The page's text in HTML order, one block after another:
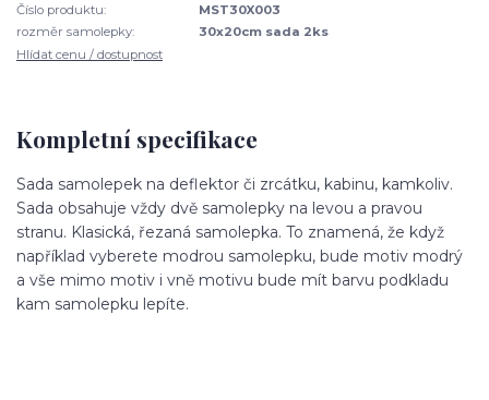
Číslo produktu:
MST30X003
rozměr samolepky:
30x20cm sada 2ks
Hlídat cenu / dostupnost
Kompletní specifikace
Sada samolepek na deflektor či zrcátku, kabinu, kamkoliv.
Sada obsahuje vždy dvě samolepky na levou a pravou
stranu. Klasická, řezaná samolepka. To znamená, že když
například vyberete modrou samolepku, bude motiv modrý
a vše mimo motiv i vně motivu bude mít barvu podkladu
kam samolepku lepíte.